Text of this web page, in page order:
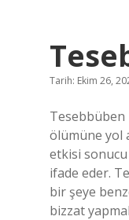
Tarih: Ekim 26,
Tesebbüben
ölümüne yol
etkisi sonucu
ifade eder.
bir şeye
bizzat